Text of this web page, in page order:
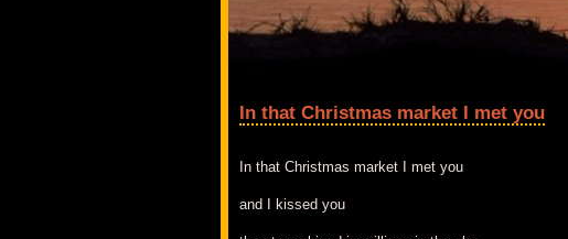
In that Christmas market I met you
In that Christmas market I met you
and I kissed you